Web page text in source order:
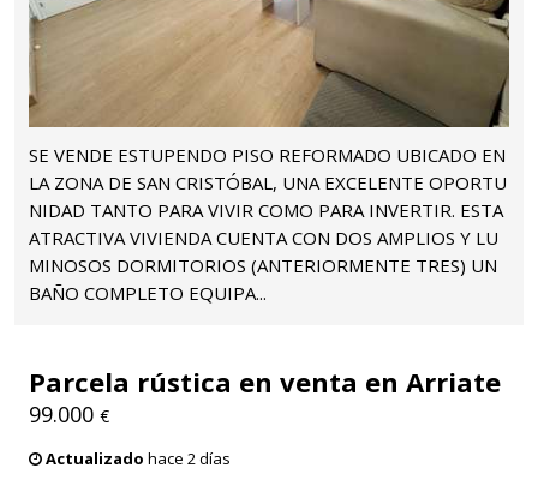
SE VENDE ESTUPENDO PISO REFORMADO UBICADO EN
LA ZONA DE SAN CRISTÓBAL, UNA EXCELENTE OPORTU
NIDAD TANTO PARA VIVIR COMO PARA INVERTIR. ESTA
ATRACTIVA VIVIENDA CUENTA CON DOS AMPLIOS Y LU
MINOSOS DORMITORIOS (ANTERIORMENTE TRES) UN
BAÑO COMPLETO EQUIPA...
Parcela rústica en venta en Arriate
99.000 €
Actualizado hace 2 días